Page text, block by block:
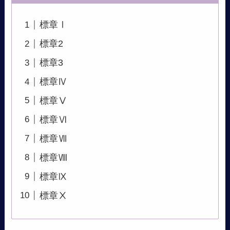
標章Ⅰ
標章2
標章3
標章Ⅳ
標章Ⅴ
標章Ⅵ
標章Ⅶ
標章Ⅷ
標章Ⅸ
標章Ⅹ